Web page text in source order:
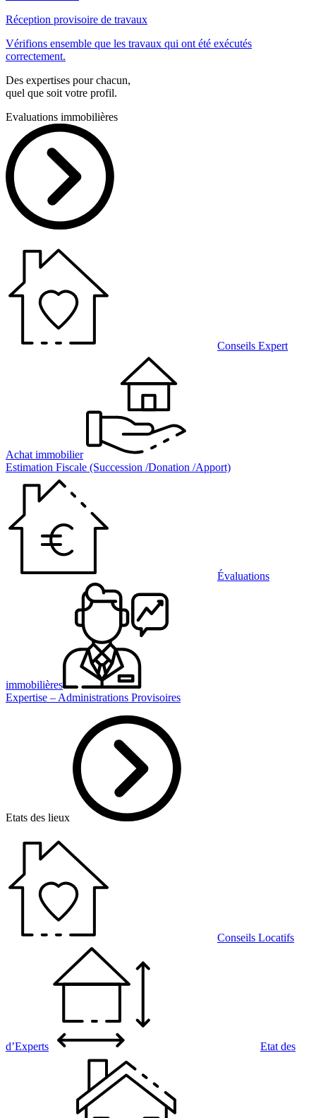
Réception provisoire de travaux
Vérifions ensemble que les travaux qui ont été exécutés
correctement.
Des expertises pour chacun,
quel que soit votre profil.
Evaluations immobilières
Conseils Expert
Achat immobilier
Estimation Fiscale (Succession /Donation /Apport)
Évaluations
immobilières
Expertise – Administrations Provisoires
Etats des lieux
Conseils Locatifs
d’Experts Etat des